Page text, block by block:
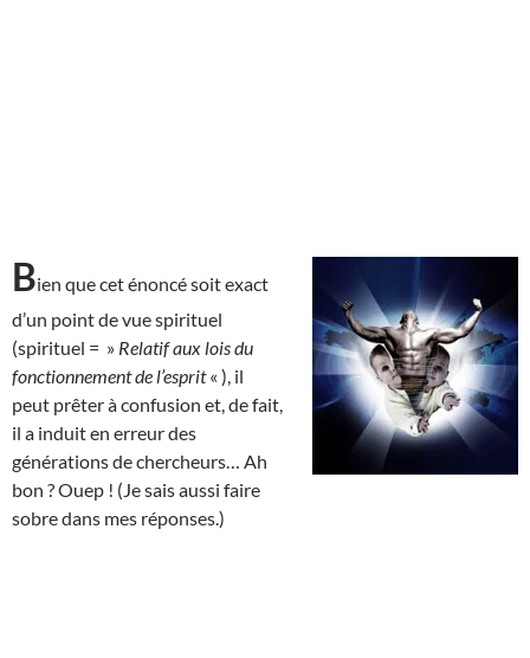
Bien que cet énoncé soit exact
d’un point de vue spirituel
(spirituel = » Relatif aux lois du
fonctionnement de l’esprit« ), il
peut prêter à confusion et, de fait,
il a induit en erreur des
générations de chercheurs… Ah
bon ? Ouep ! (Je sais aussi faire
sobre dans mes réponses.)